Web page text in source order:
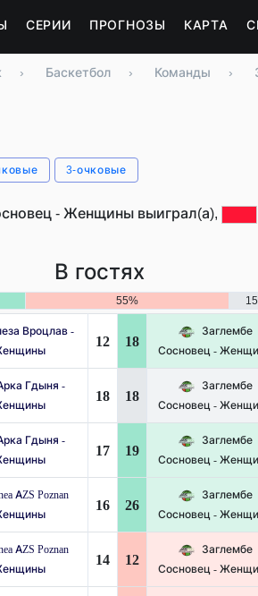
СЕРИИ ПРОГНОЗЫ КАРТА
› Баскетбол › Команды ›
3-очковые
- Женщины выиграл(а),
В гостях
55%
Вроцлав -
12 18
Заглембе
Сосновец -
Гдыня -
18 18
Заглембе
Сосновец -
Гдыня -
17 19
Заглембе
Сосновец -
AZS Poznan
16 26
Заглембе
Сосновец -
AZS Poznan
14 12
Заглембе
Сосновец -